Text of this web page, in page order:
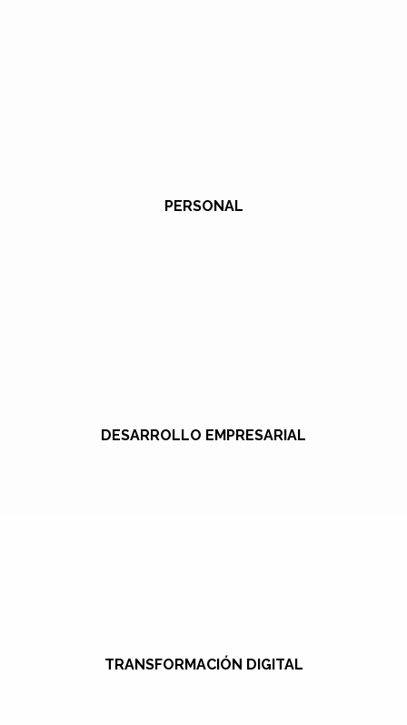
PERSONAL
DESARROLLO EMPRESARIAL
TRANSFORMACIÓN DIGITAL